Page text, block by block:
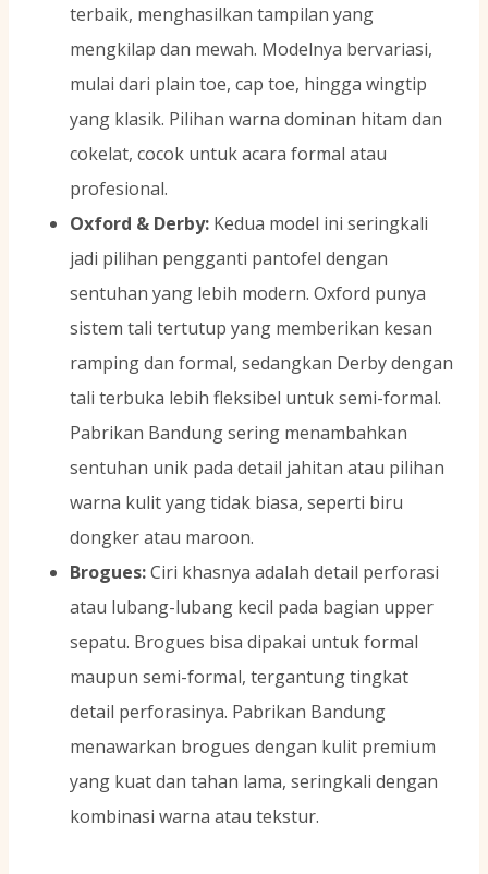
terbaik, menghasilkan tampilan yang
mengkilap dan mewah. Modelnya bervariasi,
mulai dari plain toe, cap toe, hingga wingtip
yang klasik. Pilihan warna dominan hitam dan
cokelat, cocok untuk acara formal atau
profesional.
Oxford & Derby: Kedua model ini seringkali
jadi pilihan pengganti pantofel dengan
sentuhan yang lebih modern. Oxford punya
sistem tali tertutup yang memberikan kesan
ramping dan formal, sedangkan Derby dengan
tali terbuka lebih fleksibel untuk semi-formal.
Pabrikan Bandung sering menambahkan
sentuhan unik pada detail jahitan atau pilihan
warna kulit yang tidak biasa, seperti biru
dongker atau maroon.
Brogues:Ciri khasnya adalah detail perforasi
atau lubang-lubang kecil pada bagian upper
sepatu. Brogues bisa dipakai untuk formal
maupun semi-formal, tergantung tingkat
detail perforasinya. Pabrikan Bandung
menawarkan brogues dengan kulit premium
yang kuat dan tahan lama, seringkali dengan
kombinasi warna atau tekstur.